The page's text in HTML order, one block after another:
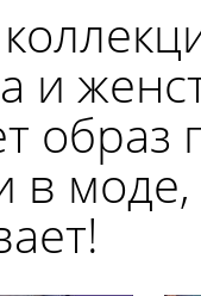
и
образ
в